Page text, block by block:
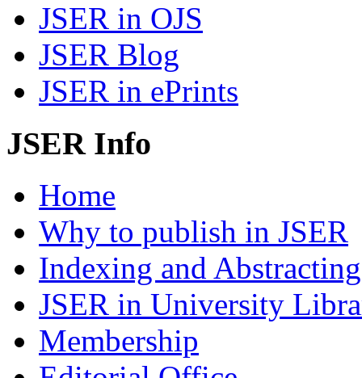
JSER in OJS
JSER Blog
JSER in ePrints
JSER Info
Home
Why to publish in JSER
Indexing and Abstracting
JSER in University
Membership